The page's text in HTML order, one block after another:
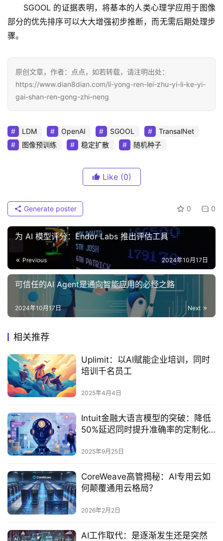
SGOOL 的证据表明，将基本的人类心理学应用于图像
部分的优先排序可以大大增强初步推断，而无需后期处理步
骤。
原创文章，作者：点点，如若转载，请注明出处：
https://www.dian8dian.com/li-yong-ren-lei-zhu-yi-li-ke-yi-
gai-shan-ren-gong-zhi-neng
LDM OpenAI SGOOL
TransalNet
图像预训练
稳定扩散 随机种子
Like (0)
0 0
Generate poster
为 AI 模型评分：Endor Labs 推出评估工具
Previous 2024年10月17日
可信任的AI Agent是通向智能应用的必经之路
Next
2024年10月17日
相关推荐
Uplimit：以AI赋能企业培训，同时
培训千名员工
2025年4月4日
‌Intuit金融大语言模型的突破：降低
50%延迟同时提升准确率的定制化
2025年9月25日
CoreWeave高管揭秘：AI专用云如
何颠覆通用云格局？
2026年2月2日
AI工作取代：是逐渐发生还是突然